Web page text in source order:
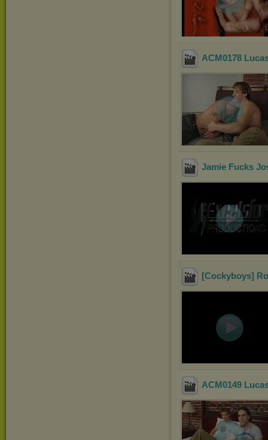
ACM0178
Jamie Fucks
[Cockyboys]
ACM0149